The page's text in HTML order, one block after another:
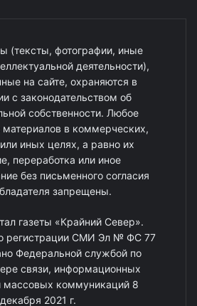
(тексты, фотографии, иные
деятельности),
на сайте, охраняются в
с законодательством об
собственности. Любое
материалов в коммерческих,
иных целях, а равно их
переработка или иное
без письменного согласия
запрещены.
газеты «Крайний Север».
регистрации СМИ Эл № ФС 77
Федеральной службой по
связи, информационных
массовых коммуникаций 8
декабря 2021 г.